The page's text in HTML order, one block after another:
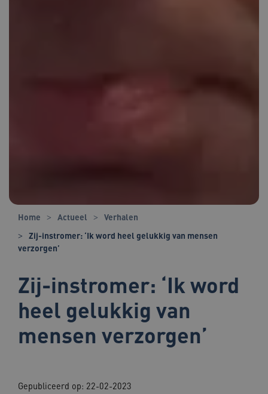
Home Actueel
Verhalen
Zij-instromer: ‘Ik word heel gelukkig van mensen
verzorgen’
Zij-instromer: ‘Ik word
heel gelukkig van
mensen verzorgen’
Gepubliceerd op: 22-02-2023